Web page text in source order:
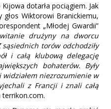
dotarła pociągiem. Jak
głos Wiktorowi Branickiemu,
„Młodej Gwardii”
drużyny na dworcu
torów odchodziły
i całą klubową delegację
bohaterów. Były
niezrozumienie w
z Francji i znali całą
terrikon.com.